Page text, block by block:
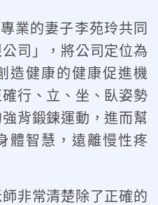
業的妻子李苑玲共同
司」，將公司定位為
造健康的健康促進機
行、立、坐、臥姿勢
背鍛鍊運動，進而幫
體智慧，遠離慢性疼
非常清楚除了正確的